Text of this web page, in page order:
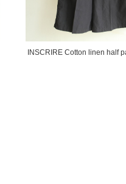
INSCRIRE Cotton linen half